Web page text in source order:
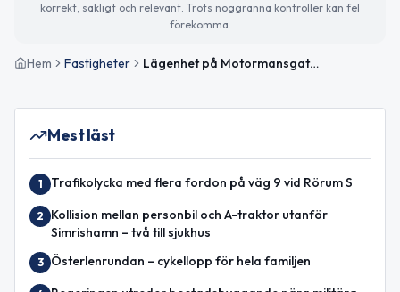
korrekt, sakligt och relevant. Trots noggranna kontroller kan fel
förekomma.
Hem Fastigheter Lägenhet på Motormansgatan 8B i Simrishamn såld för 1 700 000 kronor
Mest läst
1 Trafikolycka med flera fordon på väg 9 vid Rörum S
2
Kollision mellan personbil och A-traktor utanför
Simrishamn – två till sjukhus
3 Österlenrundan – cykellopp för hela familjen